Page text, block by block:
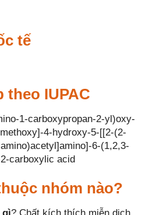
tế
theo IUPAC
1-carboxypropan-2-yl)oxy-
4-hydroxy-5-[[2-(2-
6-(1,2,3-
carboxylic acid
nhóm nào?